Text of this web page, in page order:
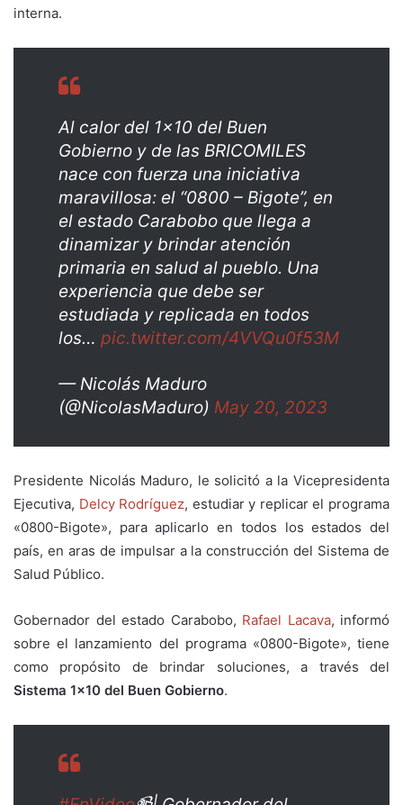
interna.
Al calor del 1×10 del Buen
Gobierno y de las BRICOMILES
nace con fuerza una iniciativa
maravillosa: el “0800 – Bigote”, en
el estado Carabobo que llega a
dinamizar y brindar atención
primaria en salud al pueblo. Una
experiencia que debe ser
estudiada y replicada en todos
los… pic.twitter.com/4VVQu0f53M
— Nicolás Maduro
(@NicolasMaduro) May 20, 2023
Presidente Nicolás Maduro, le solicitó a la Vicepresidenta
Ejecutiva, Delcy Rodríguez, estudiar y replicar el programa
«0800-Bigote», para aplicarlo en todos los estados del
país, en aras de impulsar a la construcción del Sistema de
Salud Público.
Gobernador del estado Carabobo, Rafael Lacava, informó
sobre el lanzamiento del programa «0800-Bigote», tiene
como propósito de brindar soluciones, a través del
Sistema 1×10 del Buen Gobierno.